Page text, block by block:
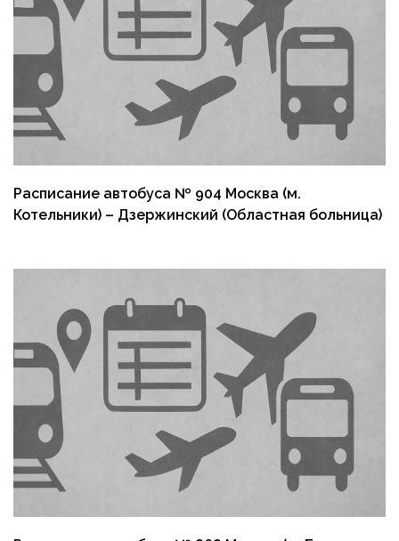
Расписание автобуса № 904 Москва (м.
Котельники) – Дзержинский (Областная больница)